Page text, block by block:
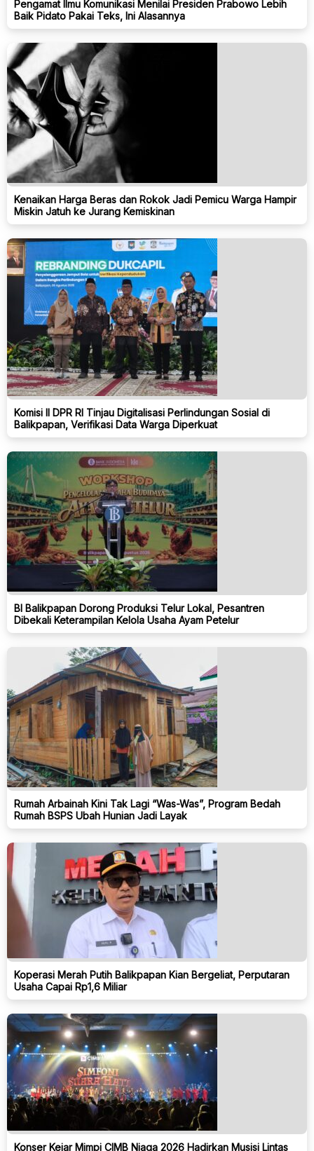
Pengamat Ilmu Komunikasi Menilai Presiden Prabowo Lebih
Baik Pidato Pakai Teks, Ini Alasannya
Kenaikan Harga Beras dan Rokok Jadi Pemicu Warga Hampir
Miskin Jatuh ke Jurang Kemiskinan
Komisi II DPR RI Tinjau Digitalisasi Perlindungan Sosial di
Balikpapan, Verifikasi Data Warga Diperkuat
BI Balikpapan Dorong Produksi Telur Lokal, Pesantren
Dibekali Keterampilan Kelola Usaha Ayam Petelur
Rumah Arbainah Kini Tak Lagi “Was-Was”, Program Bedah
Rumah BSPS Ubah Hunian Jadi Layak
Koperasi Merah Putih Balikpapan Kian Bergeliat, Perputaran
Usaha Capai Rp1,6 Miliar
Konser Kejar Mimpi CIMB Niaga 2026 Hadirkan Musisi Lintas